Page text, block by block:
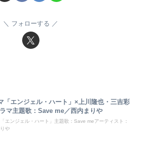
フォローする
「エンジェル・ハート」×上川隆也・三吉彩
マ主題歌：Save me／西内まりや
「エンジェル・ハート」主題歌：Save meアーティスト：
や